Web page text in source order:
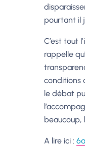
pourtant il
C’est tout
rappelle
conditions
le débat
beaucoup,
A lire ici :